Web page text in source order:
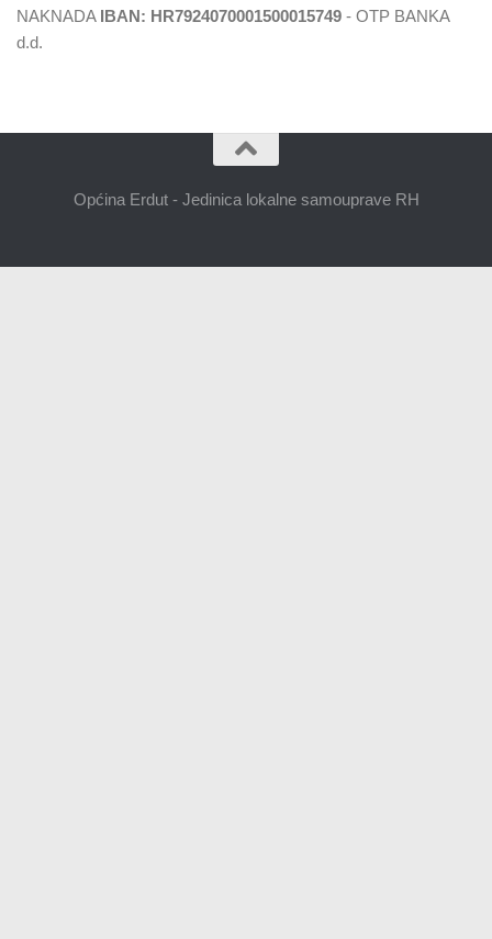
NAKNADA IBAN: HR7924070001500015749 - OTP BANKA
d.d.
Općina Erdut - Jedinica lokalne samouprave RH